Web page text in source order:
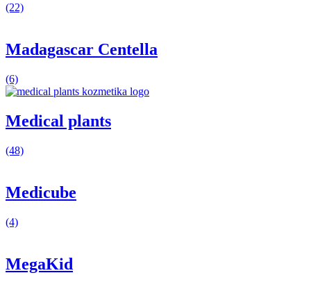
(22)
Madagascar Centella
(6)
Medical plants
(48)
Medicube
(4)
MegaKid